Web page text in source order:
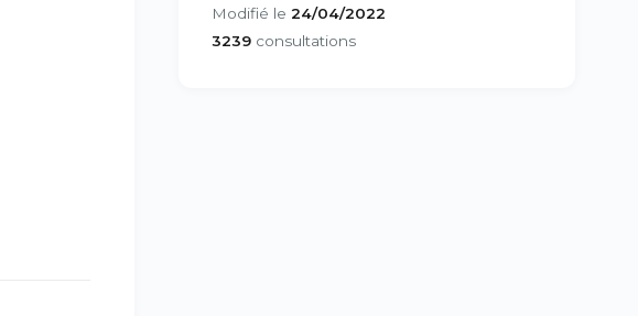
Modifié le 24/04/2022
3239 consultations